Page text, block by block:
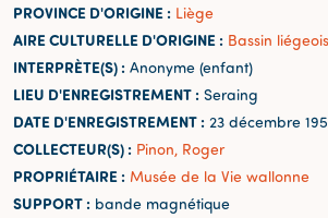
PROVINCE D'ORIGINE : Liège
AIRE CULTURELLE D'ORIGINE : Bassin liégeois
INTERPRÈTE(S) : Anonyme (enfant)
LIEU D'ENREGISTREMENT : Seraing
DATE D'ENREGISTREMENT : 23 décembre
COLLECTEUR(S) : Pinon, Roger
PROPRIÉTAIRE : Musée de la Vie wallonne
SUPPORT : bande magnétique